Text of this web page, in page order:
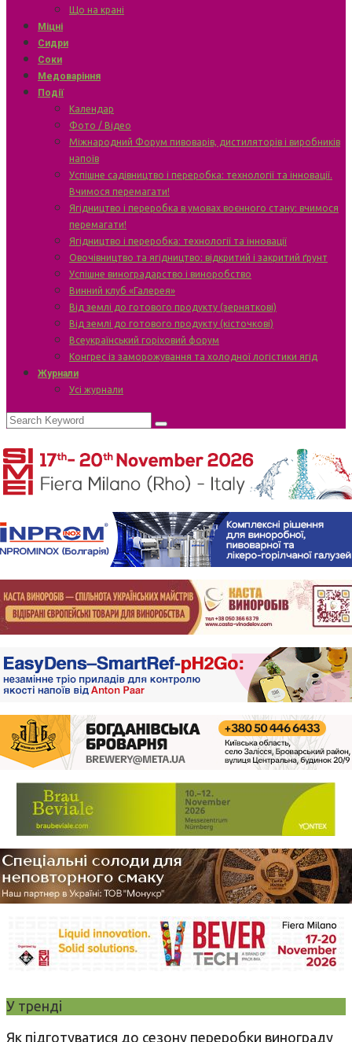
Що на крані
Міцні
Сидри
Соки
Медоваріння
Події
Календар
Фото / Відео
Міжнародний Форум пивоварів, дистиляторів і виробників
напоїв
Успішне садівництво і переробка: технології та інновації.
Вчимося перемагати!
Ягідництво і переробка в умовах воєнного стану: вчимося
перемагати!
Ягідництво і переробка: технології та інновації
Овочівництво та ягідництво: відкритий і закритий ґрунт
Успішне виноградарство і виноробство
Винний клуб «Галерея»
Від землі до готового продукту (зерняткові)
Від землі до готового продукту (кісточкові)
Всеукраїнський горіховий форум
Конгрес із заморожування та холодної логістики ягід
Журнали
Усі журнали
У тренді
Як підготуватися до сезону переробки винограду